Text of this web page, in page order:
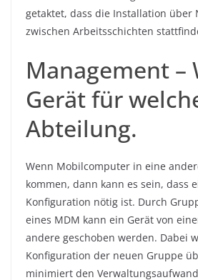
getaktet, dass die Installation über
zwischen Arbeitsschichten
Management –
Gerät für
Abteilung.
Wenn Mobilcomputer in eine
kommen, dann kann es sein, dass
Konfiguration nötig ist. Durch
eines MDM kann ein Gerät von
andere geschoben werden. Dabei
Konfiguration der neuen Gruppe
minimiert den